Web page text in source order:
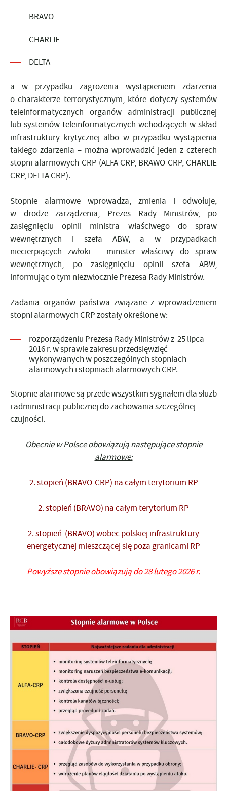
BRAVO
CHARLIE
DELTA
a w przypadku zagrożenia wystąpieniem zdarzenia
o charakterze terrorystycznym, które dotyczy systemów
teleinformatycznych organów administracji publicznej
lub systemów teleinformatycznych wchodzących w skład
infrastruktury krytycznej albo w przypadku wystąpienia
takiego zdarzenia – można wprowadzić jeden z czterech
stopni alarmowych CRP (ALFA CRP, BRAWO CRP, CHARLIE
CRP, DELTA CRP).
Stopnie alarmowe wprowadza, zmienia i odwołuje,
w drodze zarządzenia, Prezes Rady Ministrów, po
zasięgnięciu opinii ministra właściwego do spraw
wewnętrznych i szefa ABW, a w przypadkach
niecierpiących zwłoki – minister właściwy do spraw
wewnętrznych, po zasięgnięciu opinii szefa ABW,
informując o tym niezwłocznie Prezesa Rady Ministrów.
Zadania organów państwa związane z wprowadzeniem
stopni alarmowych CRP zostały określone w:
rozporządzeniu Prezesa Rady Ministrów z 25 lipca
2016 r. w sprawie zakresu przedsięwzięć
wykonywanych w poszczególnych stopniach
alarmowych i stopniach alarmowych CRP.
Stopnie alarmowe są przede wszystkim sygnałem dla służb
i administracji publicznej do zachowania szczególnej
czujności.
Obecnie w Polsce obowiązują następujące stopnie
alarmowe:
2. stopień (BRAVO-CRP) na całym terytorium RP
2. stopień (BRAVO) na całym terytorium RP
2. stopień (BRAVO) wobec polskiej infrastruktury
energetycznej mieszczącej się poza granicami RP
Powyższe stopnie obowiązują do 28 lutego 2026 r.